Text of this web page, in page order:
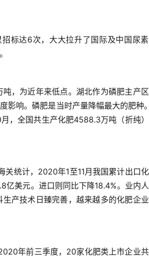
标达6次，大大拉升了国际及中国尿
，为近年来低点。 湖北作为磷肥主产
影响。磷肥是当时产量降幅最大的肥种。
，全国共生产化肥4588.3万吨（折纯）
关统计，2020年1至11月我国累计出口
美元。 进口则同比下降18.4%。 业内
产技术日臻完善，越来越多的化肥企
年前三季度，20家化肥类上市企业